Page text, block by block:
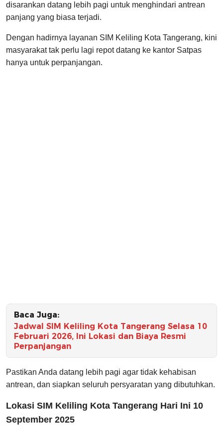
disarankan datang lebih pagi untuk menghindari antrean
panjang yang biasa terjadi.
Dengan hadirnya layanan SIM Keliling Kota Tangerang, kini
masyarakat tak perlu lagi repot datang ke kantor Satpas
hanya untuk perpanjangan.
Baca Juga:
Jadwal SIM Keliling Kota Tangerang Selasa 10
Februari 2026, Ini Lokasi dan Biaya Resmi
Perpanjangan
Pastikan Anda datang lebih pagi agar tidak kehabisan
antrean, dan siapkan seluruh persyaratan yang dibutuhkan.
Lokasi SIM Keliling Kota Tangerang Hari Ini 10
September 2025